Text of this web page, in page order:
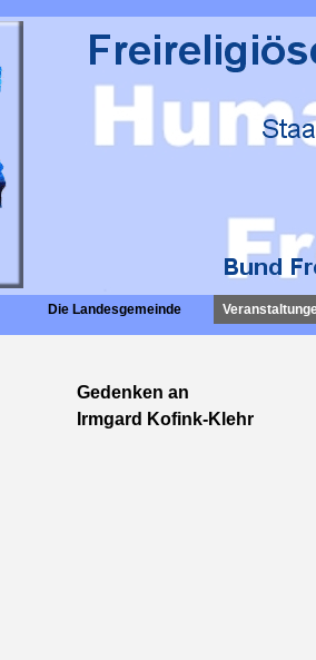
Die Landesgemeinde
Gedenken an
Irmgard Kofink-Klehr